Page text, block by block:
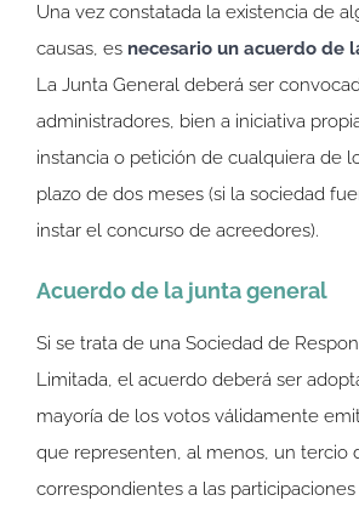
Una vez constatada la existencia de
causas, es necesario un acuerdo de
La Junta General deberá ser
administradores, bien a iniciativa
instancia o petición de cualquiera de
plazo de dos meses (si la sociedad
instar el concurso de acreedores).
Acuerdo de la junta general
Si se trata de una Sociedad de
Limitada, el acuerdo deberá ser
mayoría de los votos válidamente
que representen, al menos, un tercio
correspondientes a las